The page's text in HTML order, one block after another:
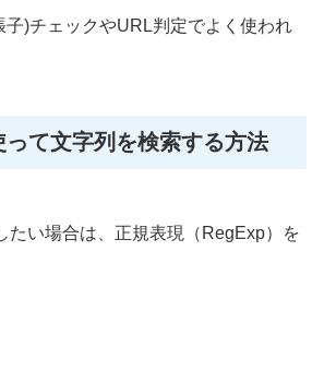
)チェックやURL判定でよく使われ
って文字列を検索する方法
たい場合は、正規表現（RegExp）を